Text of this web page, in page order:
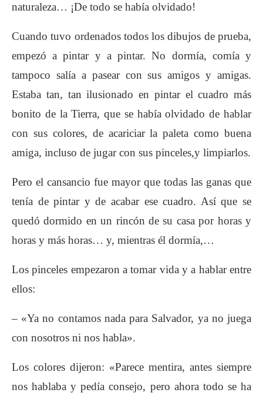
naturaleza… ¡De todo se había olvidado!
Cuando tuvo ordenados todos los dibujos de prueba,
empezó a pintar y a pintar. No dormía, comía y
tampoco salía a pasear con sus amigos y amigas.
Estaba tan, tan ilusionado en pintar el cuadro más
bonito de la Tierra, que se había olvidado de hablar
con sus colores, de acariciar la paleta como buena
amiga, incluso de jugar con sus pinceles,y limpiarlos.
Pero el cansancio fue mayor que todas las ganas que
tenía de pintar y de acabar ese cuadro. Así que se
quedó dormido en un rincón de su casa por horas y
horas y más horas… y, mientras él dormía,…
Los pinceles empezaron a tomar vida y a hablar entre
ellos:
– «Ya no contamos nada para Salvador, ya no juega
con nosotros ni nos habla».
Los colores dijeron: «Parece mentira, antes siempre
nos hablaba y pedía consejo, pero ahora todo se ha